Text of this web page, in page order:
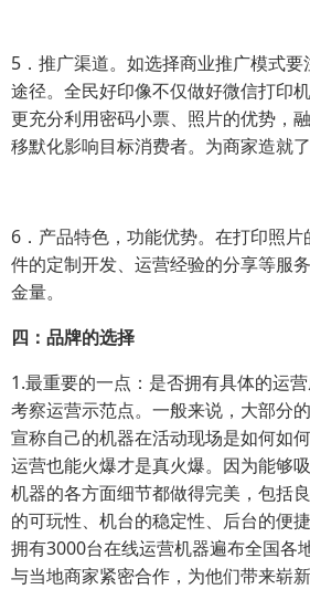
5．推广渠道。如选择商业推广模式
途径。全民好印像不仅做好微信打印
更充分利用密码小票、照片的优势，
移默化影响目标消费者。为商家造就
6．产品特色，功能优势。在打印照
件的定制开发、运营经验的分享等服
金量。
四：品牌的选择
1.最重要的一点：是否拥有具体的运
考察运营示范点。一般来说，大部分
宣称自己的机器在活动现场是如何如
运营也能火爆才是真火爆。因为能够
机器的各方面细节都做得完美，包括
的可玩性、机台的稳定性、后台的便
拥有3000台在线运营机器遍布全国各
与当地商家紧密合作，为他们带来崭